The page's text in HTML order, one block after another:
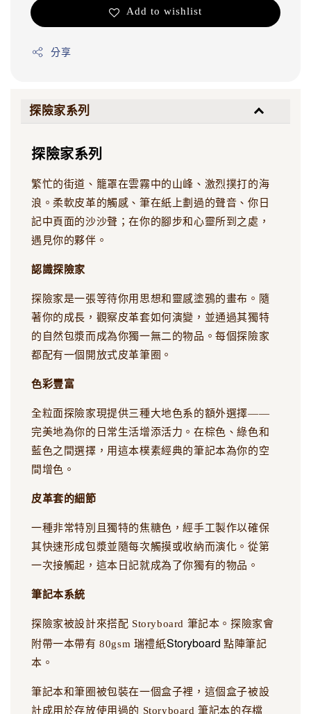
Add to wishlist
分享
探險家系列
探險家系列
繁忙的街道、籠罩在雲霧中的山峰、激烈撲打的海
浪。柔軟皮革的觸感、筆在紙上劃過的聲音、你日
記中頁面的沙沙聲；在你的腳步和心靈所到之處，
遇見你的夥伴。
認識探險家
探險家是一張等待你用思想和靈感塗鴉的畫布。隨
著你的成長，觀察皮革套如何演變，並通過其獨特
的自然包漿而成為你獨一無二的物品。每個探險家
都配有一個開放式皮革筆圈。
色彩豐富
全粒面探險家現提供三種大地色系的額外選擇——
完美地為你的日常生活增添活力。在棕色、綠色和
藍色之間選擇，用這本樸素經典的筆記本為你的空
間增色。
皮革套的細節
一種非常特別且獨特的焦糖色，經手工製作以確保
其快速形成包漿並隨每次觸摸或收納而演化。從第
一次接觸起，這本日記就成為了你獨有的物品。
筆記本系統
探險家被設計來搭配 Storyboard 筆記本。探險家會
附帶一本帶有 80gsm 瑞禮紙Storyboard 點陣筆記
本。
筆記本和筆圈被包裝在一個盒子裡，這個盒子被設
計成用於存放使用過的 Storyboard 筆記本的存檔